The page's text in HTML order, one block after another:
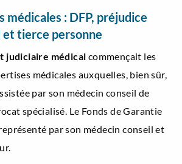
médicales : DFP, préjudice
tierce personne
judiciaire médical commençait les
médicales auxquelles, bien sûr,
par son médecin conseil de
spécialisé. Le Fonds de Garantie
par son médecin conseil et